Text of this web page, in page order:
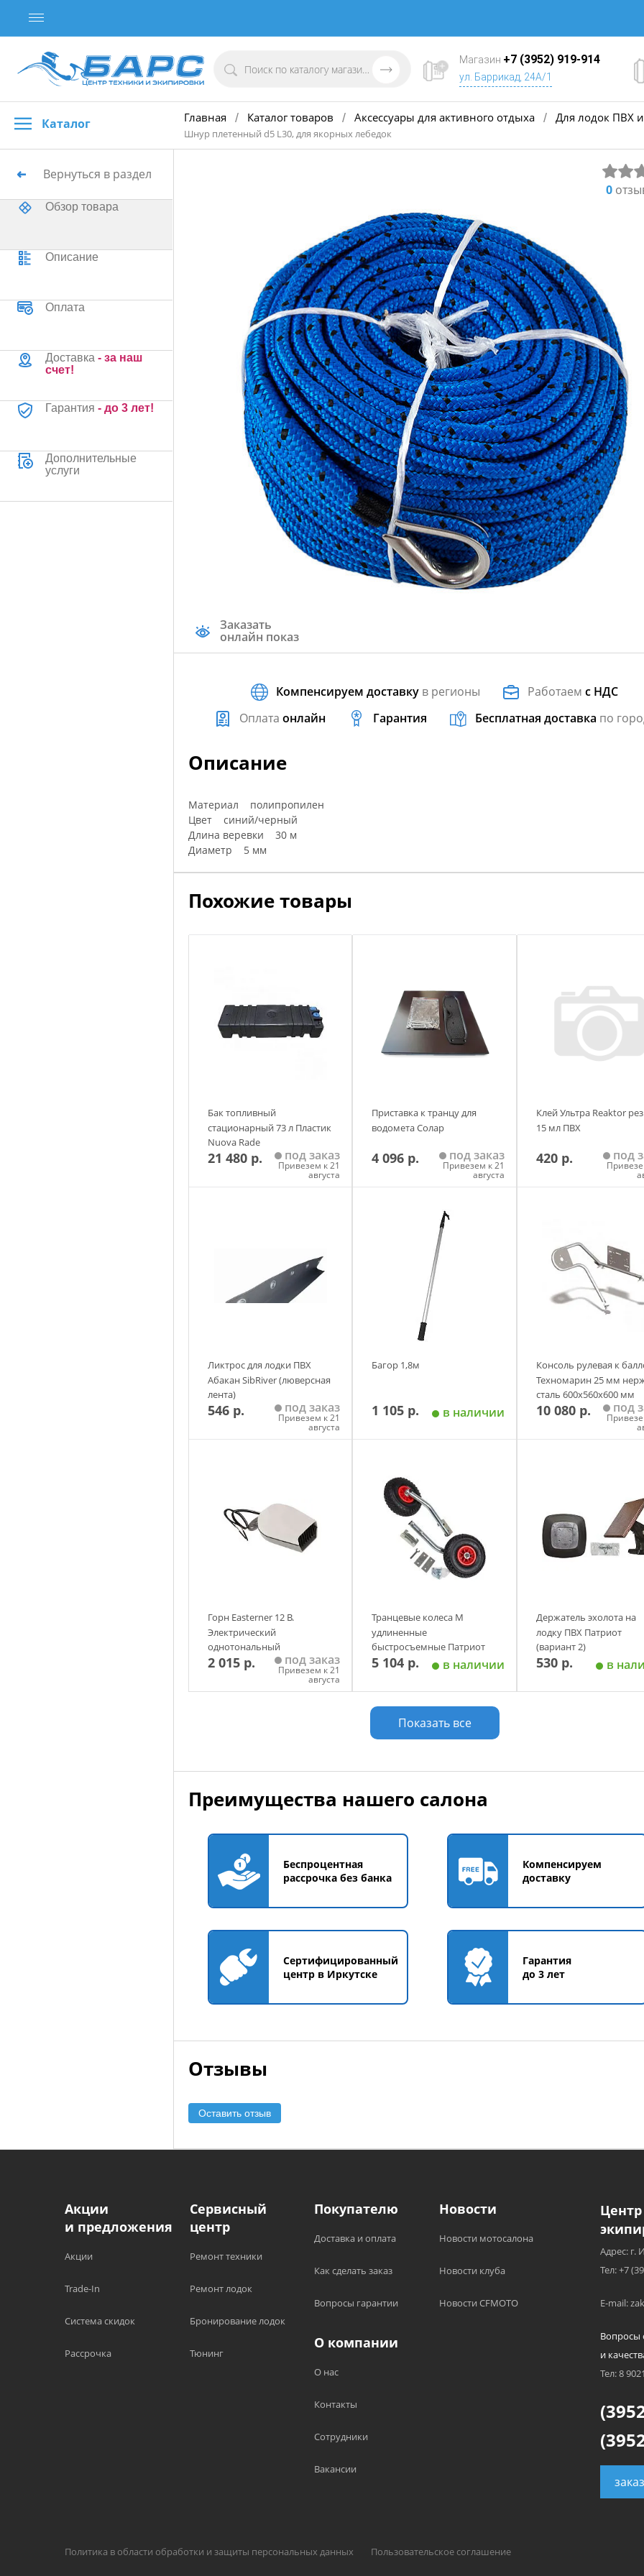
Магазин +7 (3952) 919-914
ул. Баррикад, 24А/1
Каталог Главная / Каталог товаров / Аксессуары для активного отдыха / Для лодок ПВХ
Шнур плетенный d5 L30, для якорных лебедок
Вернуться в раздел
Обзор товара
Описание
Оплата
Доставка - за наш
счет!
Гарантия - до 3 лет!
Дополнительные
услуги
0
Заказать
онлайн показ
Компенсируем доставку в регионы Работаемс НДС
Оплата онлайн Гарантия Бесплатная доставка по
Описание
Материал полипропилен
Цвет синий/черный
Длина веревки 30 м
Диаметр 5 мм
Похожие товары
Бак топливный
стационарный 73 л Пластик
Nuova Rade
21 480 р. под заказ
Привезем к 21
августа
Приставка к транцу для
водомета Солар
4 096 р. под заказ
Привезем к 21
августа
Добавить в корзину
Клей Ультра Reaktor
15 мл ПВХ
420 р. под
Ликтрос для лодки ПВХ
Абакан SibRiver (люверсная
лента)
546 р. под заказ
Привезем к 21
августа
Багор 1,8м
1 105 р. в наличии
Консоль рулевая к
Техномарин 25 мм
сталь 600х560х600 мм
10 080 р. под
Горн Easterner 12 В.
Электрический
однотональный
2 015 р. под заказ
Привезем к 21
августа
Транцевые колеса М
удлиненные
быстросъемные Патриот
5 104 р. в наличии
Добавить в корзину
Держатель эхолота на
лодку ПВХ Патриот
(вариант 2)
530 р. в
Показать все
Преимущества нашего салона
Беспроцентная
рассрочка без банка
Компенсируем
доставку
Сертифицированный
центр в Иркутске
Гарантия
до 3 лет
Отзывы
Оставить отзыв
Акции
и предложения
Акции
Trade-In
Система скидок
Рассрочка
Сервисный
центр
Ремонт техники
Ремонт лодок
Бронирование лодок
Тюнинг
Покупателю
Доставка и оплата
Как сделать заказ
Вопросы гарантии
Новости
Новости мотосалона
Новости клуба
Новости CFMOTO
О компании
О нас
Контакты
Сотрудники
Вакансии
Политика в области обработки и защиты персональных данных Пользовательское соглашение
Адрес: г.
Тел: +7
E-mail:
Вопросы
и
Тел: 8